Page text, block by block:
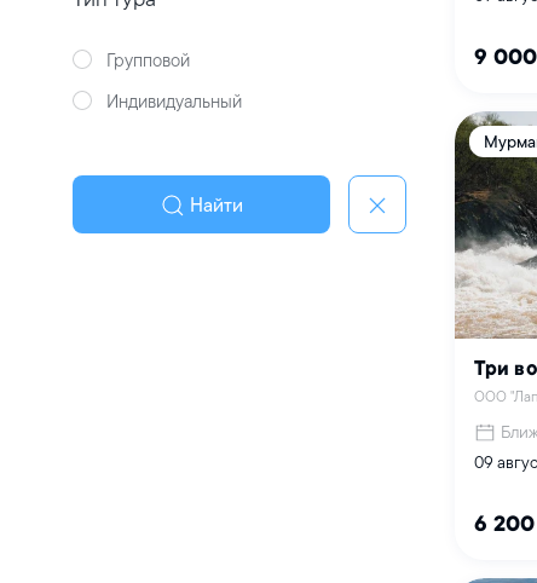
Групповой
Индивидуальный
Найти
9
Три
ООО
09
6